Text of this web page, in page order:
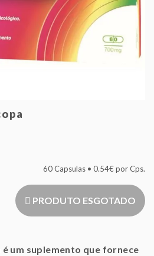
60 Capsulas • 0.54€ por Cps.
PRODUTO ESGOTADO
um suplemento que fornece